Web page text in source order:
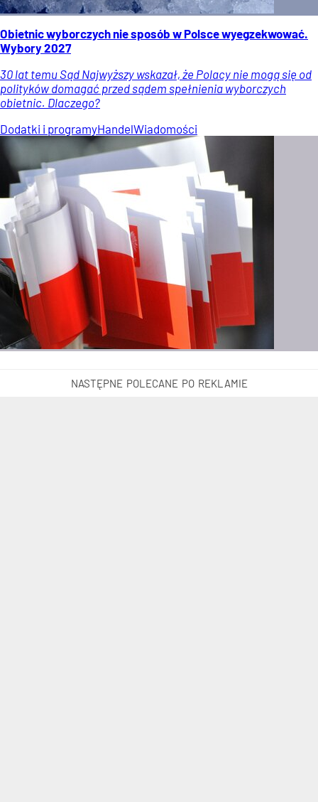
Obietnic wyborczych nie sposób w Polsce wyegzekwować.
Wybory 2027
30 lat temu Sąd Najwyższy wskazał, że Polacy nie mogą się od
polityków domagać przed sądem spełnienia wyborczych
obietnic. Dlaczego?
Dodatki i programyHandelWiadomości